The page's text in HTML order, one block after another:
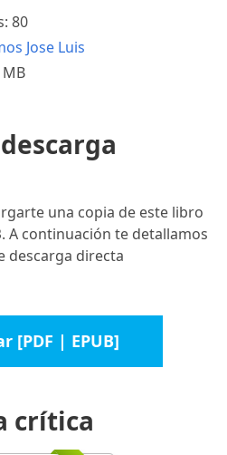
80
Jose Luis
una copia de este libro
. A continuación te detallamos
descarga directa
[PDF | EPUB]
crítica